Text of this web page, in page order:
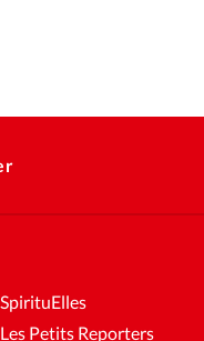
SpirituElles
Les Petits Reporters